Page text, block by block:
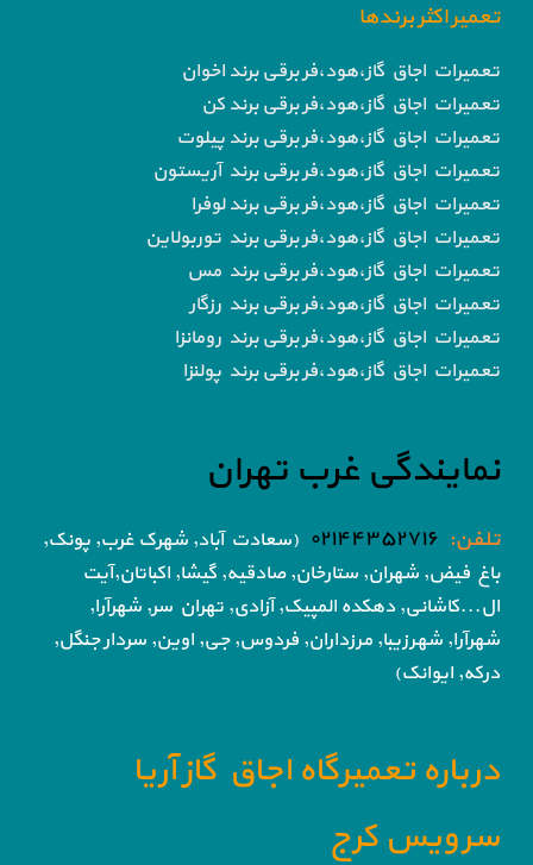
تعمیر اکثر برندها
تعمیرات اجاق گاز،هود،فر برقی برند اخوان
تعمیرات اجاق گاز،هود،فر برقی برند کن
تعمیرات اجاق گاز،هود،فر برقی برند پیلوت
تعمیرات اجاق گاز،هود،فر برقی برند آریستون
تعمیرات اجاق گاز،هود،فر برقی برند لوفرا
تعمیرات اجاق گاز،هود،فر برقی برند توربولاین
تعمیرات اجاق گاز،هود،فر برقی برند مس
تعمیرات اجاق گاز،هود،فر برقی برند رزگار
تعمیرات اجاق گاز،هود،فر برقی برند رومانزا
تعمیرات اجاق گاز،هود،فر برقی برند پولنزا
نمایندگی غرب تهران
تلفن: ۰۲۱۴۴۳۵۲۷۱۶ (سعادت آباد, شهرک غرب, پونک,
باغ فیض, شهران, ستارخان, صادقیه, گیشا, اکباتان,آیت
ال...کاشانی, دهکده المپیک, آزادی, تهران سر, شهرآرا,
شهرآرا, شهرزیبا, مرزداران, فردوس, جی, اوین, سردار جنگل,
درکه, ایوانک)
درباره تعمیرگاه اجاق گاز آریا
سرویس کرج